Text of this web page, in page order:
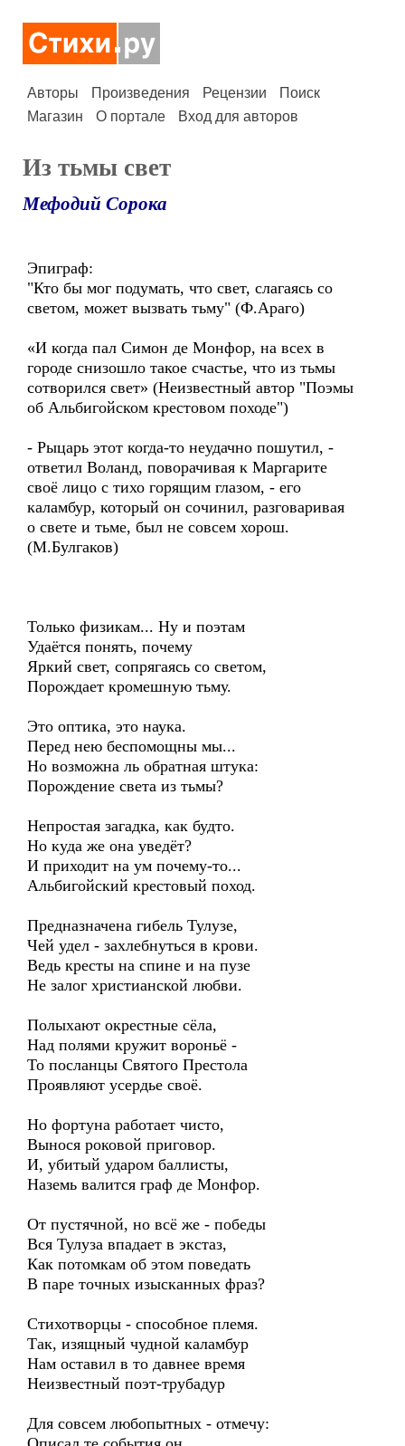
Авторы Произведения Рецензии
Поиск
Магазин
О портале Вход для авторов
Из тьмы свет
Мефодий Сорока
Эпиграф:
"Кто бы мог подумать, что свет, слагаясь со
светом, может вызвать тьму" (Ф.Араго)
«И когда пал Симон де Монфор, на всех в
городе снизошло такое счастье, что из тьмы
сотворился свет» (Неизвестный автор "Поэмы
об Альбигойском крестовом походе")
- Рыцарь этот когда-то неудачно пошутил, -
ответил Воланд, поворачивая к Маргарите
своё лицо с тихо горящим глазом, - его
каламбур, который он сочинил, разговаривая
о свете и тьме, был не совсем хорош.
(М.Булгаков)
Только физикам... Ну и поэтам
Удаётся понять, почему
Яркий свет, сопрягаясь со светом,
Порождает кромешную тьму.
Это оптика, это наука.
Перед нею беспомощны мы...
Но возможна ль обратная штука:
Порождение света из тьмы?
Непростая загадка, как будто.
Но куда же она уведёт?
И приходит на ум почему-то...
Альбигойский крестовый поход.
Предназначена гибель Тулузе,
Чей удел - захлебнуться в крови.
Ведь кресты на спине и на пузе
Не залог христианской любви.
Полыхают окрестные сёла,
Над полями кружит вороньё -
То посланцы Святого Престола
Проявляют усердье своё.
Но фортуна работает чисто,
Вынося роковой приговор.
И, убитый ударом баллисты,
Наземь валится граф де Монфор.
От пустячной, но всё же - победы
Вся Тулуза впадает в экстаз,
Как потомкам об этом поведать
В паре точных изысканных фраз?
Стихотворцы - способное племя.
Так, изящный чудной каламбур
Нам оставил в то давнее время
Неизвестный поэт-трубадур
Для совсем любопытных - отмечу: